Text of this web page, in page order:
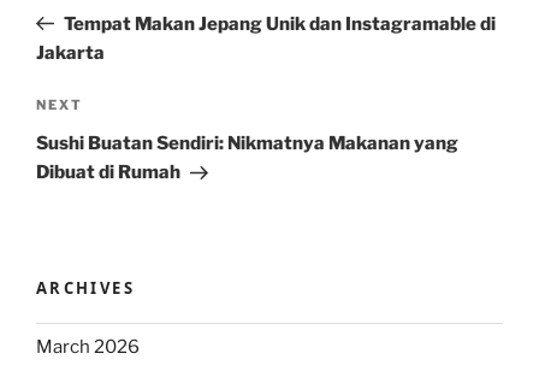
PostTempat Makan Jepang Unik dan Instagramable di
Jakarta
Next
Post
NEXT
Sushi Buatan Sendiri: Nikmatnya Makanan yang
Dibuat di Rumah
ARCHIVES
March 2026